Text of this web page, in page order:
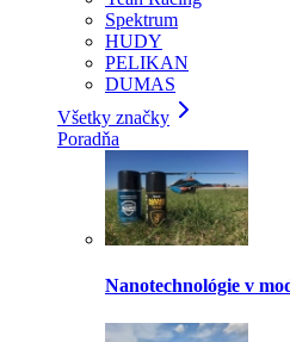
Spektrum
HUDY
PELIKAN
DUMAS
Všetky značky
Poradňa
Nanotechnológie v